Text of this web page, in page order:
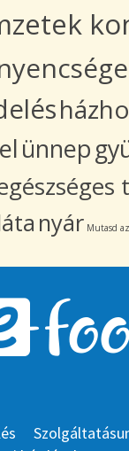
ünnep
nyár Mutasd